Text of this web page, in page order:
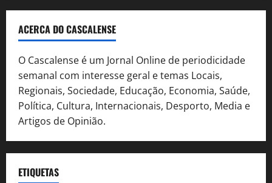
ACERCA DO CASCALENSE
O Cascalense é um Jornal Online de periodicidade
semanal com interesse geral e temas Locais,
Regionais, Sociedade, Educação, Economia, Saúde,
Política, Cultura, Internacionais, Desporto, Media e
Artigos de Opinião.
ETIQUETAS